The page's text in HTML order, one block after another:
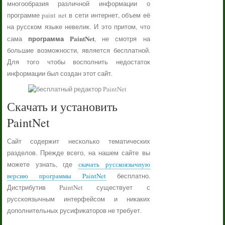
многообразия различной информации о
программе paint net в сети интернет, объем её
на русском языке невелик. И это притом, что
сама программа PaintNet, не смотря на
большие возможности, является бесплатной.
Для того чтобы восполнить недостаток
информации был создан этот сайт.
Скачать и установить
PaintNet
Сайт содержит несколько тематических
разделов. Прежде всего, на нашем сайте вы
можете узнать, где скачать русскоязычную
версию программы PaintNetбесплатно.
Дистрибутив PaintNet существует с
русскоязычным интерфейсом и никаких
дополнительных русификаторов не требует.